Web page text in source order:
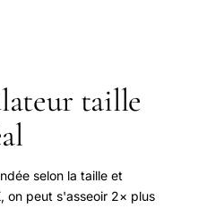
taille
selon la taille et
on peut s'asseoir 2× plus